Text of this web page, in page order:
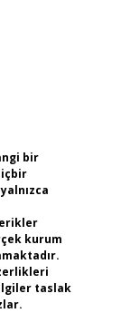
bir
kurum
taslak